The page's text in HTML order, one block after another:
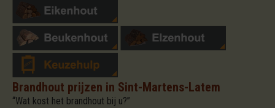
Brandhout prijzen in Sint-Martens-Latem
“Wat kost het brandhout bij u?”